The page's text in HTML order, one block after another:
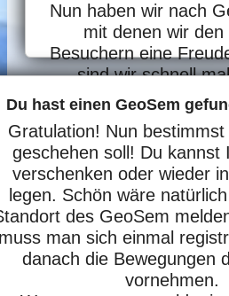
Nun haben wir nach
mit denen wir
Besuchern eine
sind wir schnell
gestossen. Die
Transportweg über
Europa haben uns
sollte doch auch
Europa" geben - die
gefunden - so
Du hast einen GeoSem
Gratulation! Nun
geschehen soll! Du kannst
verschenken oder wieder
legen. Schön wäre
des GeoSem
man sich einmal
danach die Bewegungen
vornehmen.